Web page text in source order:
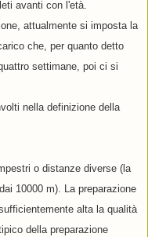
avanti con l'età.
attualmente si imposta la
che, per quanto detto
settimane, poi ci si
nella definizione della
o distanze diverse (la
10000 m). La preparazione
alta la qualità
della preparazione